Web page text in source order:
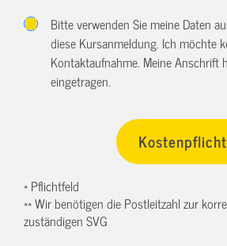
Bitte verwenden Sie meine Daten
diese Kursanmeldung. Ich möchte
Kontaktaufnahme. Meine Anschrift
eingetragen.
* Pflichtfeld
** Wir benötigen die Postleitzahl zur
zuständigen SVG